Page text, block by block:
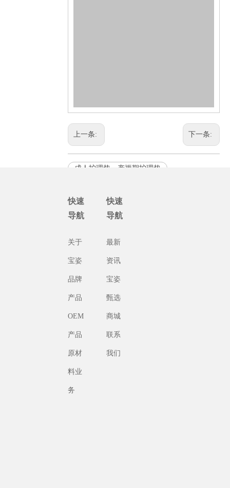
上一条: 下一条:
成人护理垫、产褥期护理垫
快速
导航
关于
宝姿
品牌
产品
OEM
产品
原材
料业
务
快速
导航
最新
资讯
宝姿
甄选
商城
联系
我们